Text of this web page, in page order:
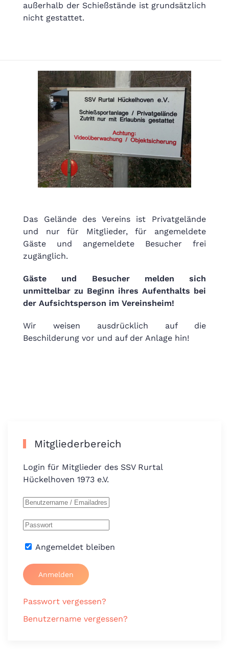
außerhalb der Schießstände ist grundsätzlich
nicht gestattet.
Das Gelände des Vereins ist Privatgelände
und nur für Mitglieder, für angemeldete
Gäste und angemeldete Besucher frei
zugänglich.
Gäste und Besucher melden sich
unmittelbar zu Beginn ihres Aufenthalts bei
der Aufsichtsperson im Vereinsheim!
Wir weisen ausdrücklich auf die
Beschilderung vor und auf der Anlage hin!
Mitgliederbereich
Login für Mitglieder des SSV Rurtal
Hückelhoven 1973 e.V.
Angemeldet bleiben
Anmelden
Passwort vergessen?
Benutzername vergessen?